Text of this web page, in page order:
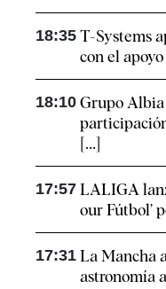
18:35 T-Systems
con el
18:10 Grupo Albia
[...]
17:57 LALIGA
our Fútbol’
17:31 La Mancha
astronomía